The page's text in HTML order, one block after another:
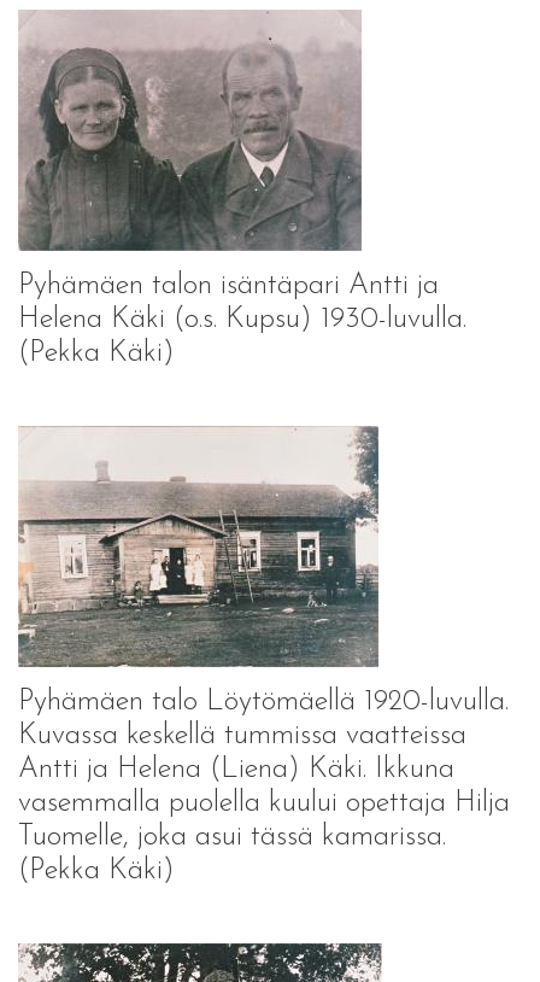
Pyhämäen talon isäntäpari Antti ja
Helena Käki (o.s. Kupsu) 1930-luvulla.
(Pekka Käki)
Pyhämäen talo Löytömäellä 1920-luvulla.
Kuvassa keskellä tummissa vaatteissa
Antti ja Helena (Liena) Käki. Ikkuna
vasemmalla puolella kuului opettaja Hilja
Tuomelle, joka asui tässä kamarissa.
(Pekka Käki)